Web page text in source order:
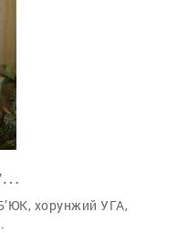
хорунжий УГА,